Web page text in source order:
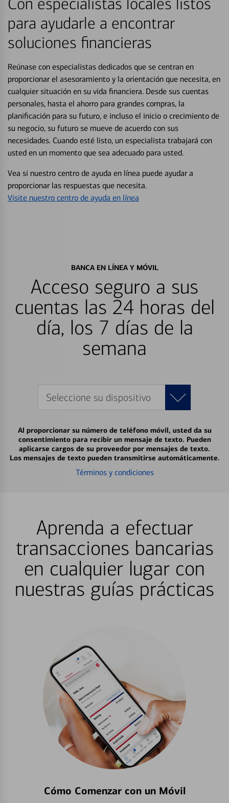
Con especialistas locales listos
para ayudarle a encontrar
soluciones financieras
Reúnase con especialistas dedicados que se centran en
proporcionar el asesoramiento y la orientación que necesita, en
cualquier situación en su vida financiera. Desde sus cuentas
personales, hasta el ahorro para grandes compras, la
planificación para su futuro, e incluso el inicio o crecimiento de
su negocio, su futuro se mueve de acuerdo con sus
necesidades. Cuando esté listo, un especialista trabajará con
usted en un momento que sea adecuado para usted.
Vea si nuestro centro de ayuda en línea puede ayudar a
proporcionar las respuestas que necesita.
Visite nuestro centro de ayuda en línea
BANCA EN LÍNEA Y MÓVIL
Acceso seguro a sus
cuentas las 24 horas del
día, los 7 días de la
semana
Seleccione su dispositivo
Al proporcionar su número de teléfono móvil, usted da su
consentimiento para recibir un mensaje de texto. Pueden
aplicarse cargos de su proveedor por mensajes de texto.
Los mensajes de texto pueden transmitirse automáticamente.
Términos y condiciones
Aprenda a efectuar
transacciones bancarias
en cualquier lugar con
nuestras guías prácticas
Cómo Comenzar con un Móvil